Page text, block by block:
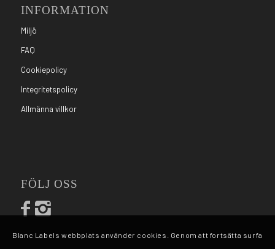
INFORMATION
Miljö
FAQ
Cookiepolicy
Integritetspolicy
Allmänna villkor
FÖLJ OSS
Blanc Labels webbplats använder cookies. Genom att fortsätta surfa